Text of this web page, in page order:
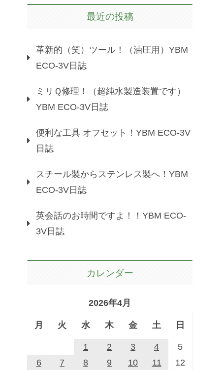
最近の投稿
革新的（笑）ツール！（油圧用）YBM
ECO-3V日誌
ミリＱ修理！（超純水製造装置です）
YBM ECO-3V日誌
便利な工具 オフセット！YBM ECO-3V
日誌
スチール製からステンレス製へ！YBM
ECO-3V日誌
英会話のお時間ですよ！！YBM ECO-
3V日誌
カレンダー
2026年4月
月 火 水 木 金 土 日
1 2 3 4
5
6
7 8 9 10 11
12